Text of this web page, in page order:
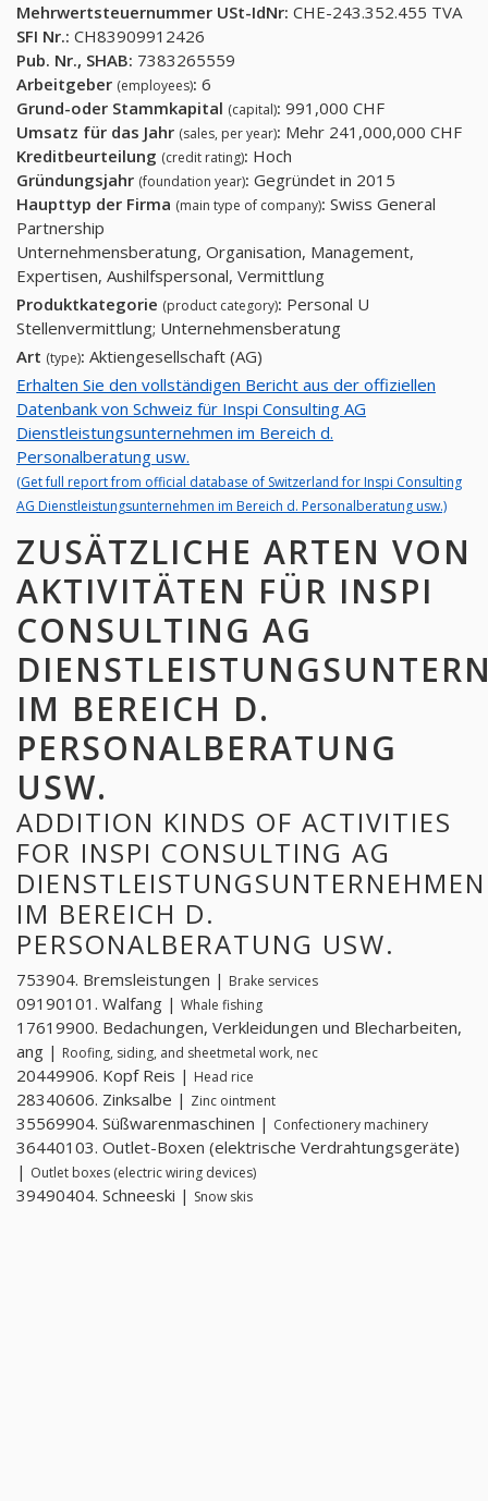
Mehrwertsteuernummer USt-IdNr: CHE-243.352.455 TVA
SFI Nr.: CH83909912426
Pub. Nr., SHAB: 7383265559
Arbeitgeber (employees): 6
Grund-oder Stammkapital (capital): 991,000 CHF
Umsatz für das Jahr (sales, per year): Mehr 241,000,000 CHF
Kreditbeurteilung (credit rating): Hoch
Gründungsjahr (foundation year): Gegründet in 2015
Haupttyp der Firma (main type of company): Swiss General
Partnership
Unternehmensberatung, Organisation, Management,
Expertisen, Aushilfspersonal, Vermittlung
Produktkategorie (product category): Personal U
Stellenvermittlung; Unternehmensberatung
Art (type): Aktiengesellschaft (AG)
Erhalten Sie den vollständigen Bericht aus der offiziellen
Datenbank von Schweiz für Inspi Consulting AG
Dienstleistungsunternehmen im Bereich d.
Personalberatung usw.
(Get full report from official database of Switzerland for Inspi Consulting
AG Dienstleistungsunternehmen im Bereich d. Personalberatung usw.)
ZUSÄTZLICHE ARTEN VON
AKTIVITÄTEN FÜR INSPI
CONSULTING AG
IM BEREICH D.
PERSONALBERATUNG
USW.
ADDITION KINDS OF ACTIVITIES
FOR INSPI CONSULTING AG
DIENSTLEISTUNGSUNTERNEHMEN
IM BEREICH D.
PERSONALBERATUNG USW.
753904. Bremsleistungen | Brake services
09190101. Walfang | Whale fishing
17619900. Bedachungen, Verkleidungen und Blecharbeiten,
ang | Roofing, siding, and sheetmetal work, nec
20449906. Kopf Reis | Head rice
28340606. Zinksalbe | Zinc ointment
35569904. Süßwarenmaschinen | Confectionery machinery
36440103. Outlet-Boxen (elektrische Verdrahtungsgeräte)
| Outlet boxes (electric wiring devices)
39490404. Schneeski | Snow skis